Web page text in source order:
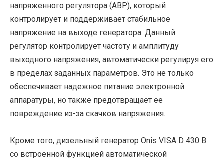
напряженного регулятора (АВР), который
контролирует и поддерживает стабильное
напряжение на выходе генератора. Данный
регулятор контролирует частоту и амплитуду
выходного напряжения, автоматически регулируя его
в пределах заданных параметров. Это не только
обеспечивает надежное питание электронной
аппаратуры, но также предотвращает ее
повреждение из-за скачков напряжения.
Кроме того, дизельный генератор Onis VISA D 430 B
со встроенной функцией автоматической